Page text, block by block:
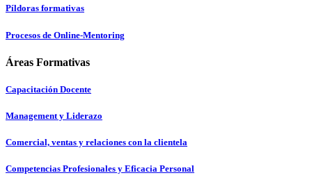
Píldoras formativas
Procesos de Online-Mentoring
Áreas Formativas
Capacitación Docente
Management y Liderazo
Comercial, ventas y relaciones con la clientela
Competencias Profesionales y Eficacia Personal